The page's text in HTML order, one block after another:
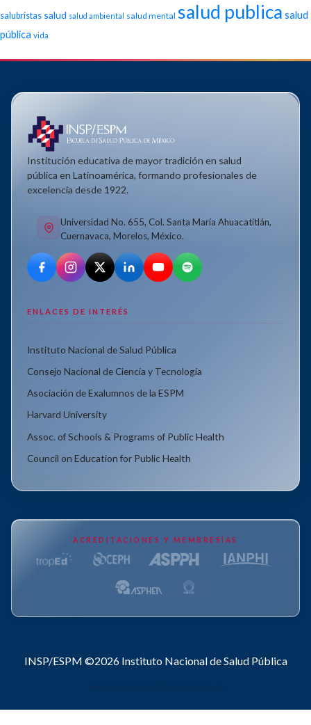
salubristas salud salud ambiental salud mental salud publica salud
pública vida
Institución educativa de mayor tradición en salud
pública en Latinoamérica, formando profesionales de
excelencia desde 1922.
Universidad No. 655, Col. Santa María Ahuacatitlán,
Cuernavaca, Morelos, México.
ENLACES DE INTERÉS
Instituto Nacional de Salud Pública
Consejo Nacional de Ciencia y Tecnología
Asociación de Exalumnos de la ESPM
Harvard University
Assoc. of Schools & Programs of Public Health
Council on Education for Public Health
ACREDITACIONES Y MEMBRESÍAS
INSP/ESPM ©2026Instituto Nacional de Salud Pública